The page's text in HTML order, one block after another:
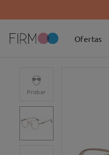
Ofertas
Probar